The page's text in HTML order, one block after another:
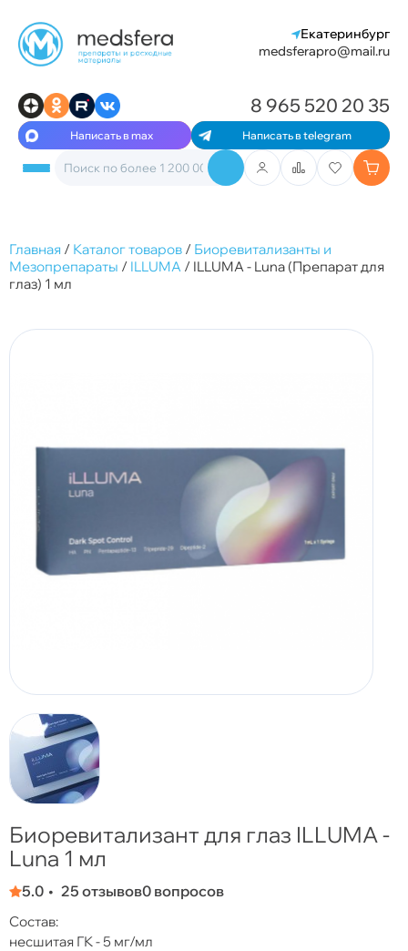
Екатеринбург
medsferapro@mail.ru
Написать в max Написать в telegram
8 965 520 20 35
Главная / Каталог товаров / Биоревитализанты и
Мезопрепараты / ILLUMA / ILLUMA - Luna (Препарат для
глаз) 1 мл
Биоревитализант для глаз ILLUMA -
Luna 1 мл
5.0 25 отзывов0 вопросов
Состав:
несшитая ГК - 5 мг/мл